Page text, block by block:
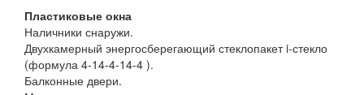
Пластиковые окна
Наличники снаружи.
Двухкамерный энергосберегающий стеклопакет i-стекло
(формула 4-14-4-14-4 ).
Балконные двери.